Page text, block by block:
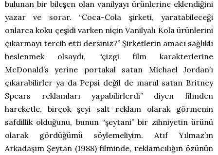
bulunan bir bileşen olan vanilyayı ürünlerine eklendiğini
yazar ve sorar. “Coca-Cola şirketi, yaratabileceği
onlarca koku çeşidi varken niçin Vanilyalı Kola ürünlerini
çıkarmayı tercih etti dersiniz?” Şirketlerin amacı sağlıklı
beslenmek olsaydı, “çizgi film karakterlerine
McDonald’s yerine portakal satan Michael Jordan’ı
çıkarabilirler ya da Pepsi değil de marul satan Britney
Spears reklamları yapabilirlerdi” diyen filmden
hareketle, birçok şeyi salt reklam olarak görmenin
safdillik olduğunu, bunun “şeytani” bir zihniyetin ürünü
olarak gördüğümü söylemeliyim. Atıf Yılmaz’ın
Arkadaşım Şeytan (1988) filminde, reklamcılığın özünün